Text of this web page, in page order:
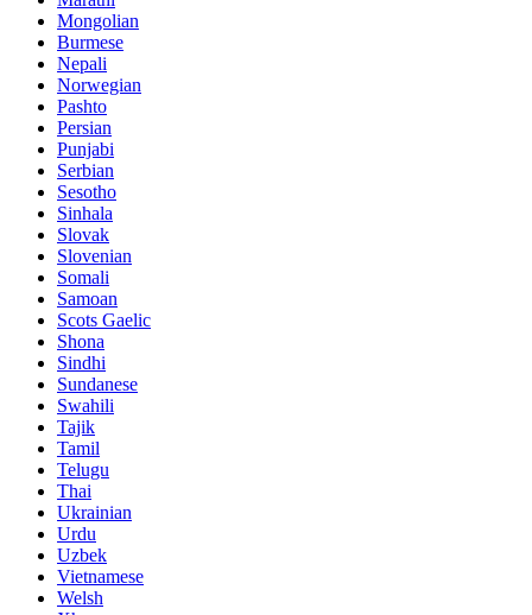
Mongolian
Burmese
Nepali
Norwegian
Pashto
Persian
Punjabi
Serbian
Sesotho
Sinhala
Slovak
Slovenian
Somali
Samoan
Scots Gaelic
Shona
Sindhi
Sundanese
Swahili
Tajik
Tamil
Telugu
Thai
Ukrainian
Urdu
Uzbek
Vietnamese
Welsh